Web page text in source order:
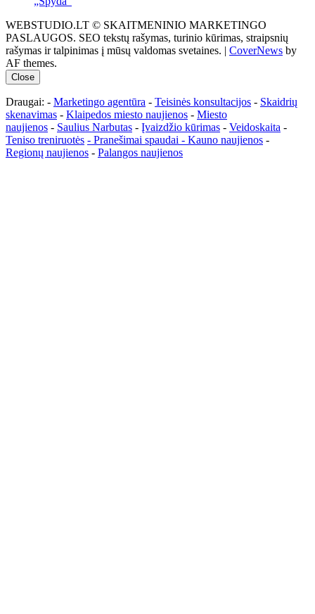
WEBSTUDIO.LT © SKAITMENINIO MARKETINGO
PASLAUGOS. SEO tekstų rašymas, turinio kūrimas, straipsnių
rašymas ir talpinimas į mūsų valdomas svetaines. | CoverNews by
AF themes.
Close
Draugai: - Marketingo agentūra - Teisinės konsultacijos - Skaidrių
skenavimas - Klaipedos miesto naujienos - Miesto
naujienos - Saulius Narbutas - Įvaizdžio kūrimas - Veidoskaita -
Teniso treniruotės - Pranešimai spaudai - Kauno naujienos -
Regionų naujienos - Palangos naujienos